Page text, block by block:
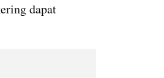
dapat